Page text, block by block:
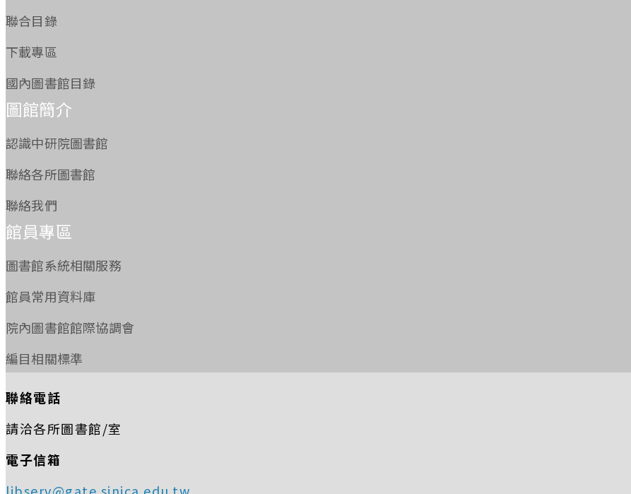
聯合目錄
下載專區
國內圖書館目錄
圖館簡介
認識中研院圖書館
聯絡各所圖書館
聯絡我們
館員專區
圖書館系統相關服務
館員常用資料庫
院內圖書館館際協調會
編目相關標準
聯絡電話
請洽各所圖書館/室
電子信箱